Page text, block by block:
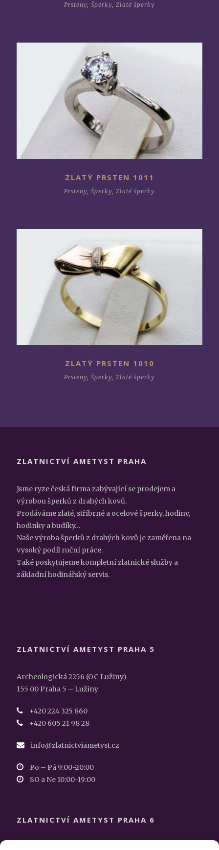
Prsteny, Šperky, Zlaté šperky
ZLATÝ PRSTEN 1011
Prsteny Šperky Zlaté šperky
ZLATÝ PRSTEN 1010
Prsteny, Šperky, Zlaté šperky
ZLATNICTVÍ AMETYST PRAHA
Jsme ryze česká firma zabývající se prodejem a
výrobou šperků z drahých kovů.
Prodáváme zlaté, stříbrné a ocelové šperky, hodiny,
hodinky a budíky…
Naše výroba šperků z drahých kovů je zaměřena na
vysoký podíl ruční práce.
Také poskytujeme kompletní zlatnické služby a
základní hodinářský servis.
ZLATNICTVÍ AMETYST PRAHA 5
Archeologická 2256 (OC Lužiny)
155 00 Praha 5 – Lužiny
+420 224 325 860
+420 605 21 98 28
info@zlatnictviametyst.cz
Po – Pá 9:00-20:00
SO a Ne 10:00-19:00
ZLATNICTVÍ AMETYST PRAHA 6